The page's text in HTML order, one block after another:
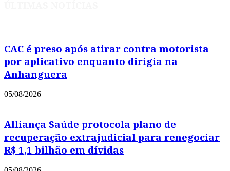
CAC é preso após atirar contra motorista
por aplicativo enquanto dirigia na
Anhanguera
05/08/2026
Alliança Saúde protocola plano de
recuperação extrajudicial para renegociar
R$ 1,1 bilhão em dívidas